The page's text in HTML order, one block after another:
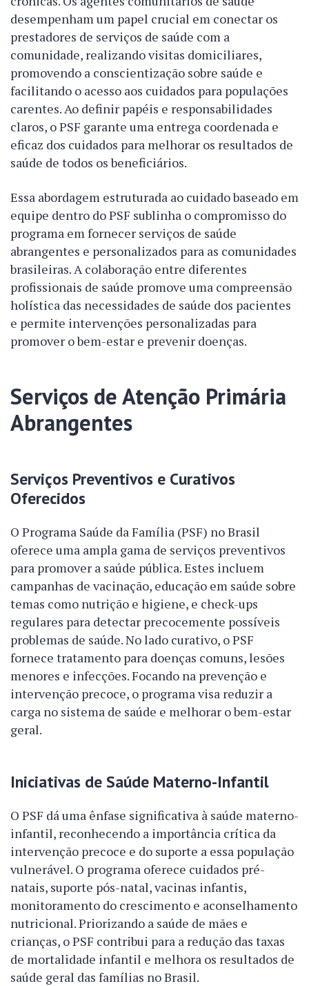
desempenham um papel crucial em conectar os
prestadores de serviços de saúde com a
comunidade, realizando visitas domiciliares,
promovendo a conscientização sobre saúde e
facilitando o acesso aos cuidados para populações
carentes. Ao definir papéis e responsabilidades
claros, o PSF garante uma entrega coordenada e
eficaz dos cuidados para melhorar os resultados de
saúde de todos os beneficiários.
Essa abordagem estruturada ao cuidado baseado em
equipe dentro do PSF sublinha o compromisso do
programa em fornecer serviços de saúde
abrangentes e personalizados para as comunidades
brasileiras. A colaboração entre diferentes
profissionais de saúde promove uma compreensão
holística das necessidades de saúde dos pacientes
e permite intervenções personalizadas para
promover o bem-estar e prevenir doenças.
Serviços de Atenção Primária
Abrangentes
Serviços Preventivos e Curativos
Oferecidos
O Programa Saúde da Família (PSF) no Brasil
oferece uma ampla gama de serviços preventivos
para promover a saúde pública. Estes incluem
campanhas de vacinação, educação em saúde sobre
temas como nutrição e higiene, e check-ups
regulares para detectar precocemente possíveis
problemas de saúde. No lado curativo, o PSF
fornece tratamento para doenças comuns, lesões
menores e infecções. Focando na prevenção e
intervenção precoce, o programa visa reduzir a
carga no sistema de saúde e melhorar o bem-estar
geral.
Iniciativas de Saúde Materno-Infantil
O PSF dá uma ênfase significativa à saúde materno-
infantil, reconhecendo a importância crítica da
intervenção precoce e do suporte a essa população
vulnerável. O programa oferece cuidados pré-
natais, suporte pós-natal, vacinas infantis,
monitoramento do crescimento e aconselhamento
nutricional. Priorizando a saúde de mães e
crianças, o PSF contribui para a redução das taxas
de mortalidade infantil e melhora os resultados de
saúde geral das famílias no Brasil.